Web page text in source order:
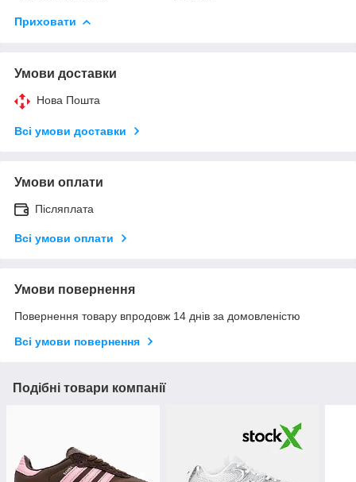
Приховати
Умови доставки
Нова Пошта
Всі умови доставки
Умови оплати
Післяплата
Всі умови оплати
Умови повернення
Повернення товару впродовж 14 днів за домовленістю
Всі умови повернення
Подібні товари компанії